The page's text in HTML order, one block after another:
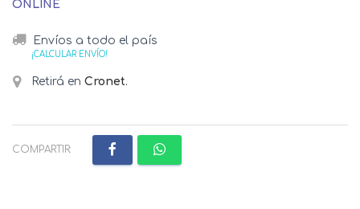
ONLINE
Envíos a todo el país
¡CALCULAR ENVÍO!
Retirá en Cronet.
COMPARTIR: